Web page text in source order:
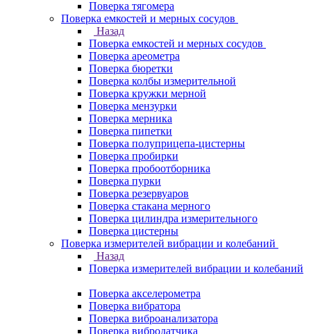
Поверка тягомера
Поверка емкостей и мерных сосудов
Назад
Поверка емкостей и мерных сосудов
Поверка ареометра
Поверка бюретки
Поверка колбы измерительной
Поверка кружки мерной
Поверка мензурки
Поверка мерника
Поверка пипетки
Поверка полуприцепа-цистерны
Поверка пробирки
Поверка пробоотборника
Поверка пурки
Поверка резервуаров
Поверка стакана мерного
Поверка цилиндра измерительного
Поверка цистерны
Поверка измерителей вибрации и колебаний
Назад
Поверка измерителей вибрации и колебаний
Поверка акселерометра
Поверка вибратора
Поверка виброанализатора
Поверка вибродатчика